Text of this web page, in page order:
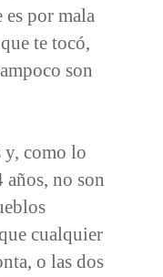
por mala
te tocó,
son
y, como lo
no son
cualquier
o las dos